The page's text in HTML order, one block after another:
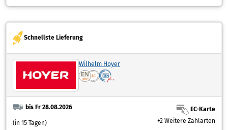
Schnellste Lieferung
Wilhelm Hoyer
bis Fr 28.08.2026
(in 15 Tagen)
EC-Karte
+2 Weitere Zahlarten